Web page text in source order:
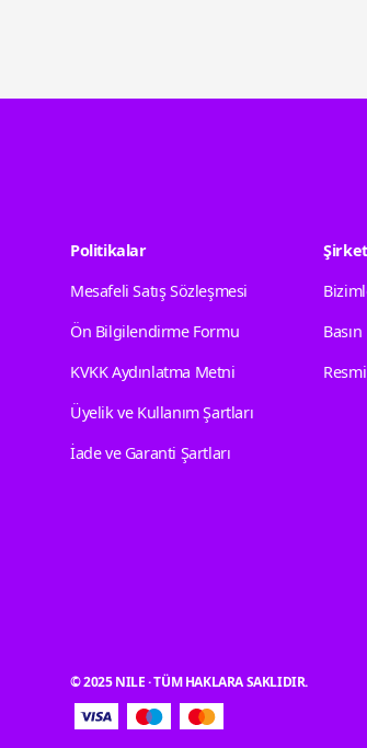
Politikalar
Mesafeli Satış Sözleşmesi
Ön Bilgilendirme Formu
KVKK Aydınlatma Metni
Üyelik ve Kullanım Şartları
İade ve Garanti Şartları
Şirket
Basın
© 2025 NILE · TÜM HAKLARA SAKLIDIR.